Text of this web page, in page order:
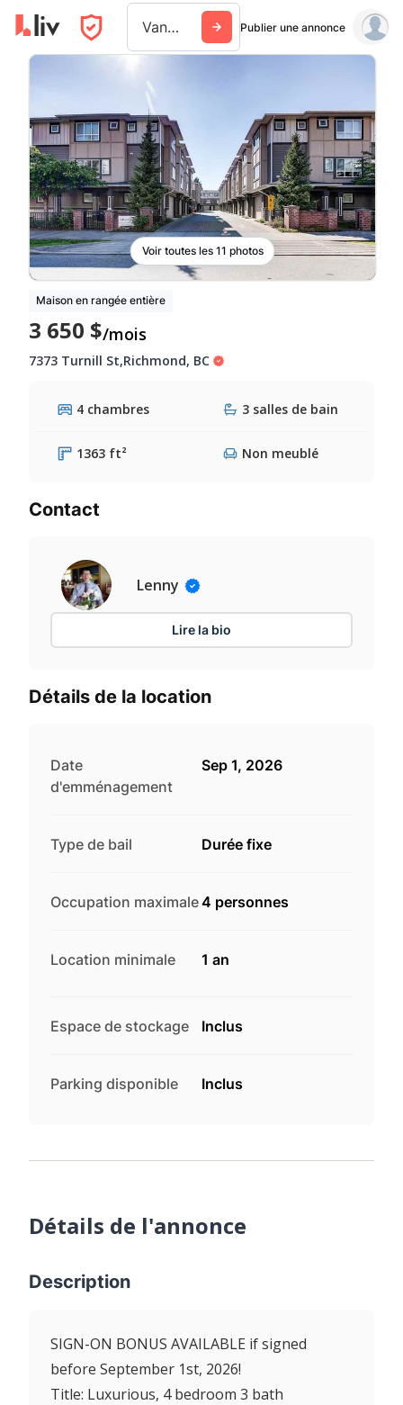
Vancouver Publier une annonce
Voir toutes les 11 photos
Maison en rangée entière
3 650 $/mois
7373 Turnill St,Richmond, BC
4 chambres 3 salles de bain
1363 ft² Non meublé
Contact
Lenny
Lire la bio
Détails de la location
Date
d'emménagement
Sep 1, 2026
Type de bail Durée fixe
Occupation maximale4 personnes
Location minimale 1 an
Espace de stockage Inclus
Parking disponible Inclus
Détails de l'annonce
Description
SIGN-ON BONUS AVAILABLE if signed
before September 1st, 2026!
Title: Luxurious, 4 bedroom 3 bath